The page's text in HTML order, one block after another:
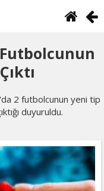
2 futbolcunun yeni tip
duyuruldu.